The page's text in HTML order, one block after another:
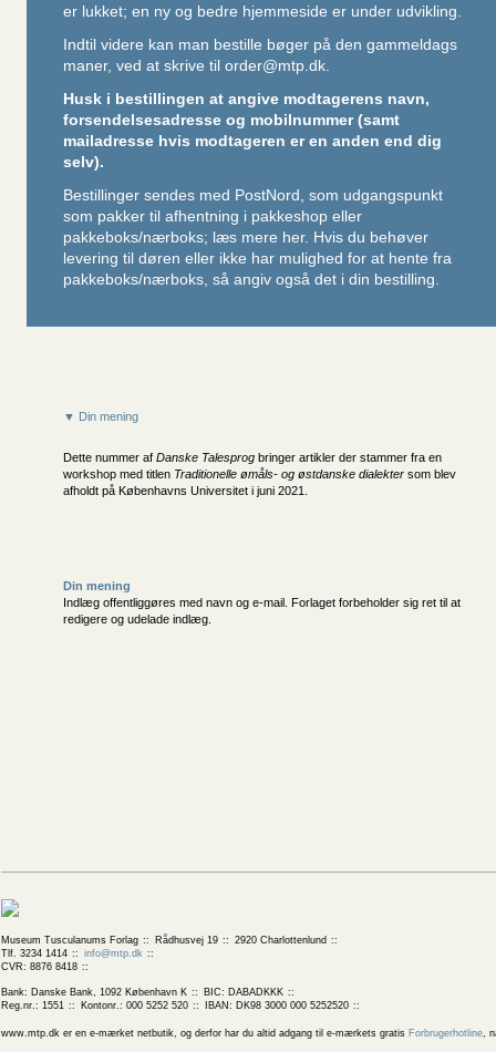
er lukket; en ny og bedre hjemmeside er under udvikling.
Indtil videre kan man bestille bøger på den gammeldags
maner, ved at skrive til order@mtp.dk.
Husk i bestillingen at angive modtagerens navn,
forsendelsesadresse og mobilnummer (samt
mailadresse hvis modtageren er en anden end dig
selv).
Bestillinger sendes med PostNord, som udgangspunkt
som pakker til afhentning i pakkeshop eller
pakkeboks/nærboks; læs mere her. Hvis du behøver
levering til døren eller ikke har mulighed for at hente fra
pakkeboks/nærboks, så angiv også det i din bestilling.
▼ Din mening
Dette nummer af Danske Talesprog bringer artikler der stammer fra en
workshop med titlen Traditionelle ømåls- og østdanske dialekter som blev
afholdt på Københavns Universitet i juni 2021.
Din mening
Indlæg offentliggøres med navn og e-mail. Forlaget forbeholder sig ret til at
redigere og udelade indlæg.
Museum Tusculanums Forlag Rådhusvej 19
2920 Charlottenlund
Tlf. 3234 1414
info@mtp.dk
CVR: 8876 8418
Bank: Danske Bank, 1092 København K
BIC: DABADKKK
Reg.nr.: 1551
Kontonr.: 000 5252 520 IBAN: DK98 3000 000 5252520
www.mtp.dk er en e-mærket netbutik, og derfor har du altid adgang til e-mærkets gratis Forbrugerhotline,